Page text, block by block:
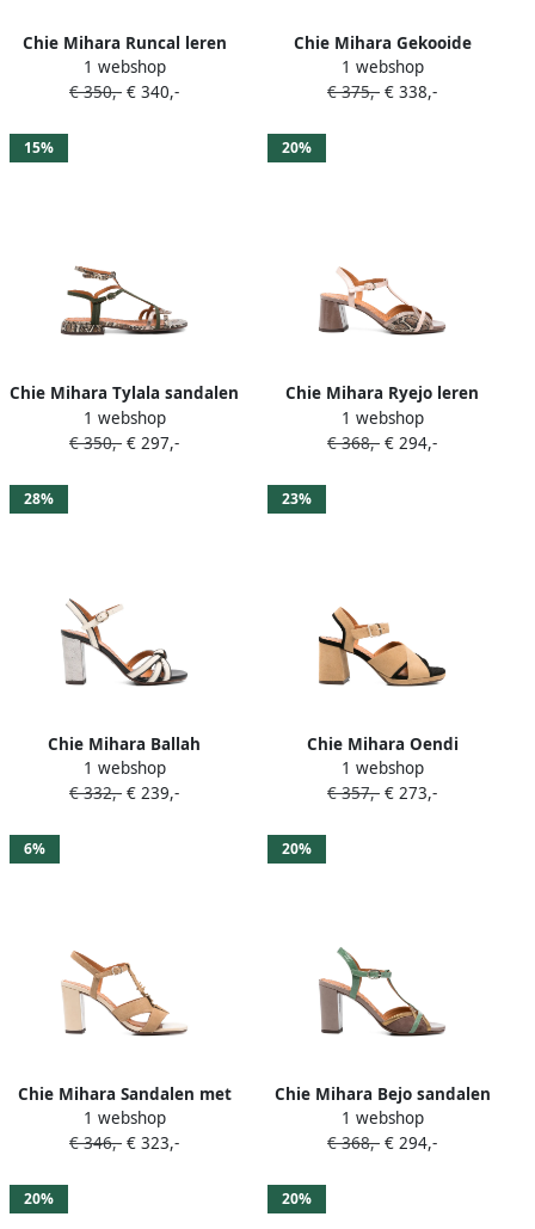
Chie Mihara Runcal leren
sandalen met bandje Beige
1 webshop
€ 350,- € 340,-
Chie Mihara Gekooide
sandalen met T-bandje
Beige
1 webshop
€ 375,- € 338,-
15%
Chie Mihara Tylala sandalen
met bandjes en T-bar Beige
1 webshop
€ 350,- € 297,-
20%
Chie Mihara Ryejo leren
sandalen met slangenprint
Beige
1 webshop
€ 368,- € 294,-
28%
Chie Mihara Ballah
geknoopte sandalen Beige
1 webshop
€ 332,- € 239,-
23%
Chie Mihara Oendi
sandalen met gekruiste
bandjes Beige
1 webshop
€ 357,- € 273,-
6%
Chie Mihara Sandalen met
franje bandje Beige
1 webshop
€ 346,- € 323,-
20%
Chie Mihara Bejo sandalen
met hak Beige
1 webshop
€ 368,- € 294,-
20% 20%